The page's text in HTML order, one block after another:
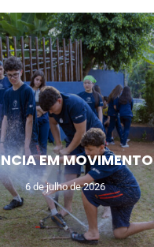
EM MOVIMENTO
6 de julho de 2026